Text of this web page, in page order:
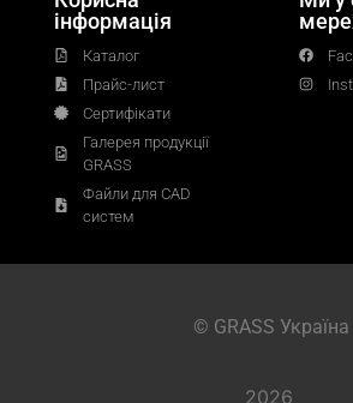
інформація
Каталог
Прайс-лист
Сертифікати
Галерея продукції
GRASS
Файли для CAD
систем
© GRASS Україна
2026